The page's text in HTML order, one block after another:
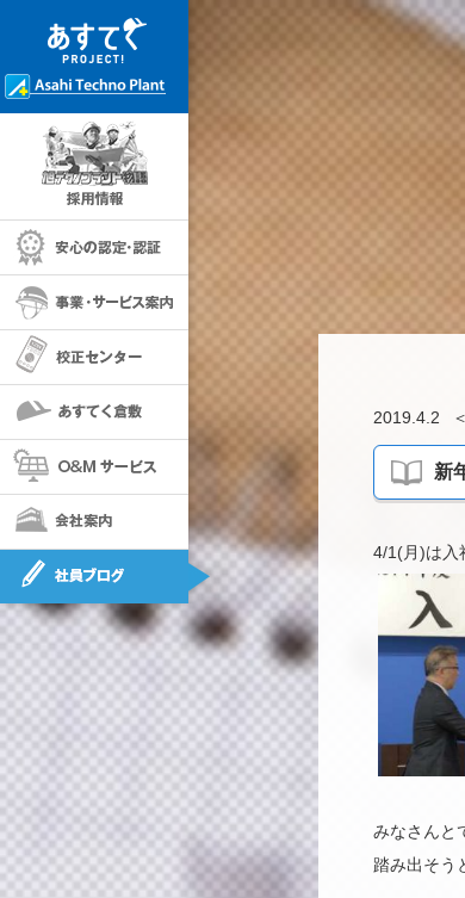
O＆Mサービス
社員ブログ
2019.4.2 ＜
新
4/1(月)は入
みなさんと
踏み出そう